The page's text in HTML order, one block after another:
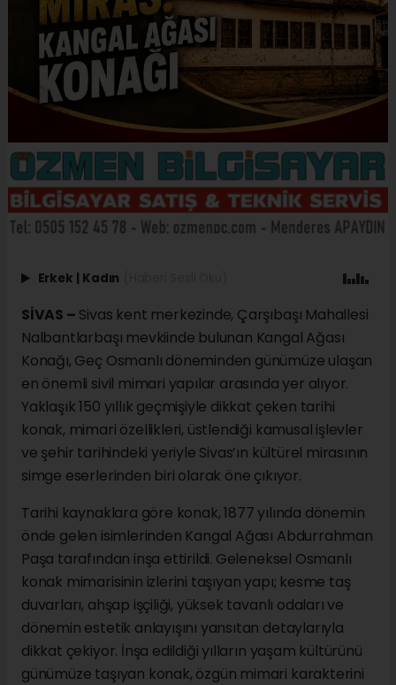
Erkek | Kadın
SİVAS – Sivas kent merkezinde, Çarşıbaşı Mahallesi
Nalbantlarbaşı mevkiinde bulunan Kangal Ağası
Konağı, Geç Osmanlı döneminden günümüze ulaşan
en önemli sivil mimari yapılar arasında yer alıyor.
Yaklaşık 150 yıllık geçmişiyle dikkat çeken tarihi
konak, mimari özellikleri, üstlendiği kamusal işlevler
ve şehir tarihindeki yeriyle Sivas’ın kültürel mirasının
simge eserlerinden biri olarak öne çıkıyor.
Tarihi kaynaklara göre konak, 1877 yılında dönemin
önde gelen isimlerinden Kangal Ağası Abdurrahman
Paşa tarafından inşa ettirildi. Geleneksel Osmanlı
konak mimarisinin izlerini taşıyan yapı; kesme taş
duvarları, ahşap işçiliği, yüksek tavanlı odaları ve
dönemin estetik anlayışını yansıtan detaylarıyla
dikkat çekiyor. İnşa edildiği yılların yaşam kültürünü
günümüze taşıyan konak, özgün mimari karakterini